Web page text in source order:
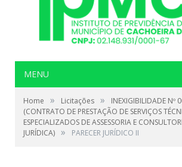
MENU
Home » Licitações »
INEXIGIBILIDADE Nº
(CONTRATO DE PRESTAÇÃO DE SERVIÇOS
ESPECIALIZADOS DE ASSESSORIA E
JURÍDICA) » PARECER JURÍDICO II